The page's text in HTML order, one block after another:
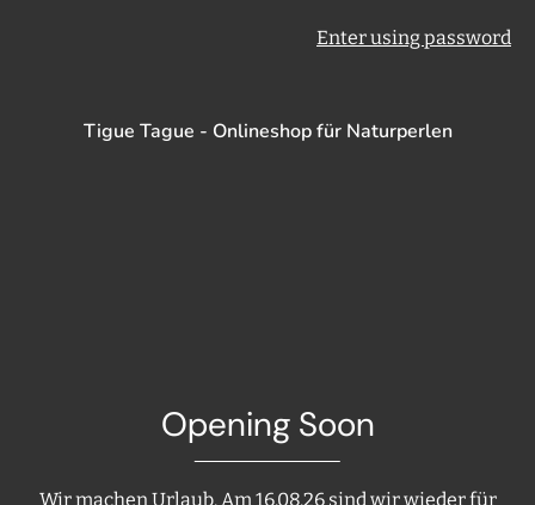
Enter using password
Tigue Tague - Onlineshop für Naturperlen
Opening Soon
Wir machen Urlaub. Am 16.08.26 sind wir wieder für